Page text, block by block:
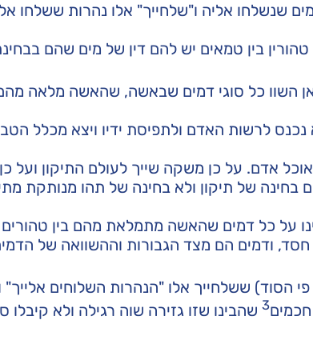
שנשלחו אליה ו"שלחייך" אלו נהרות ששלחו
בין טמאים יש להם דין של מים שהם
השוו כל סוגי דמים שבאשה, שהאשה מלאה
לרשות האדם ולתפיסת ידיו ויצא מכלל
אדם. על כן משקה שייך לעולם התיקון ועל כן
של תיקון ולא בחינה של תהו מנותקת
על כל דמים שהאשה מתמלאת מהם בין טהורים
ודמים הם מצד הגבורות וההשוואה של
הסוד) ששלחייך אלו "הנהרות השלוחים אלייך"
3שהבינו שזו גזירה שוה רגילה ולא קיבלו